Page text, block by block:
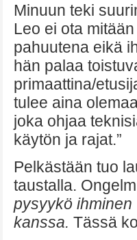
Minuun teki
Leo ei ota
pahuutena eikä
hän palaa
primaattina/
tulee aina
joka ohjaa
käytön ja rajat.”
Pelkästään tuo
taustalla.
pysyykö
kanssa. Tässä